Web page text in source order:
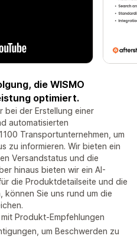
die WISMO
optimiert.
bei der Erstellung einer
automatisierten
Transportunternehmen, um
zu informieren. Wir bieten ein
Versandstatus und die
hinaus bieten wir ein AI-
die Produktdetailseite und die
können Sie uns rund um die
Produkt-Empfehlungen
um Beschwerden zu